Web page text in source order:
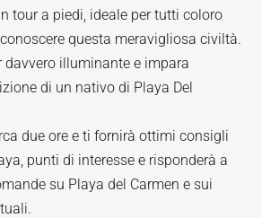
tour a piedi, ideale per tutti coloro
questa meravigliosa civiltà.
davvero illuminante e impara
di un nativo di Playa Del
due ore e ti fornirà ottimi consigli
punti di interesse e risponderà a
su Playa del Carmen e sui